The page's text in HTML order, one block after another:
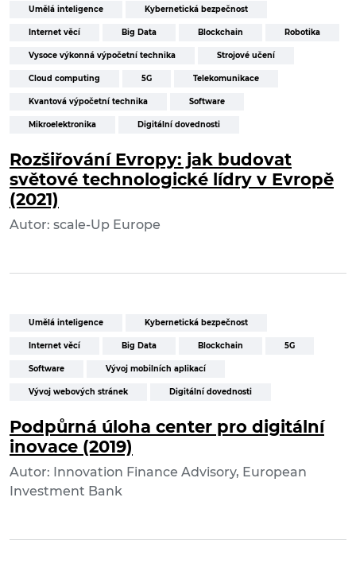
Umělá inteligence Kybernetická bezpečnost
Internet věcí Big Data Blockchain Robotika
Vysoce výkonná výpočetní technika Strojové učení
Cloud computing 5G Telekomunikace
Kvantová výpočetní technika Software
Mikroelektronika Digitální dovednosti
Rozšiřování Evropy: jak budovat
světové technologické lídry v Evropě
(2021)
Autor: scale-Up Europe
Umělá inteligence Kybernetická bezpečnost
Internet věcí Big Data Blockchain 5G
Software Vývoj mobilních aplikací
Vývoj webových stránek Digitální dovednosti
Podpůrná úloha center pro digitální
inovace (2019)
Autor: Innovation Finance Advisory, European
Investment Bank